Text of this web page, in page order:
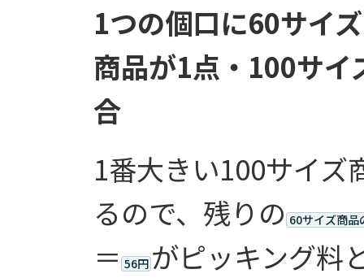
1つの個口に60サイ
商品が1点・100サ
合
1番大きい100サイズ
るので、残りの 60サイズ商品
＝ 56円 がピッキング料